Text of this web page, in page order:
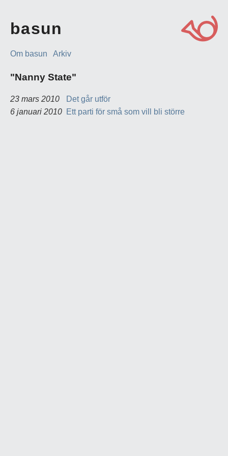
basun
Om basun Arkiv
"Nanny State"
23 mars 2010
Det går utför
6 januari 2010 Ett parti för små som vill bli större